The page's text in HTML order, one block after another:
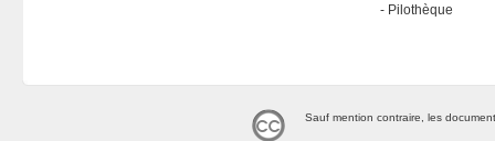
Pilothèque
Sauf mention contraire, les